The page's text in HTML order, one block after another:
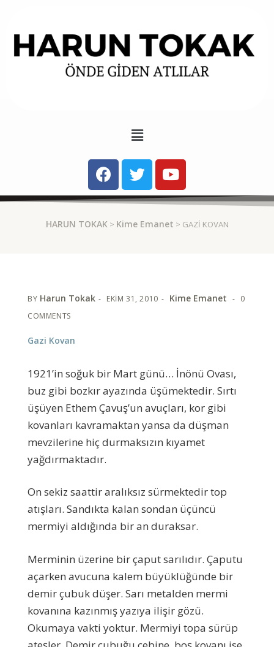
HARUN TOKAK > Kime Emanet > GAZI KOVAN
BY Harun Tokak EKIM 31, 2010 Kime Emanet
0
COMMENTS
Gazi Kovan
1921’in soğuk bir Mart günü… İnönü Ovası,
buz gibi bozkır ayazında üşümektedir. Sırtı
üşüyen Ethem Çavuş’un avuçları, kor gibi
kovanları kavramaktan yansa da düşman
mevzilerine hiç durmaksızın kıyamet
yağdırmaktadır.
On sekiz saattir aralıksız sürmektedir top
atışları. Sandıkta kalan sondan üçüncü
mermiyi aldığında bir an duraksar.
Merminin üzerine bir çaput sarılıdır. Çaputu
açarken avucuna kalem büyüklüğünde bir
demir çubuk düşer. Sarı metalden mermi
kovanına kazınmış yazıya ilişir gözü.
Okumaya vakti yoktur. Mermiyi topa sürüp